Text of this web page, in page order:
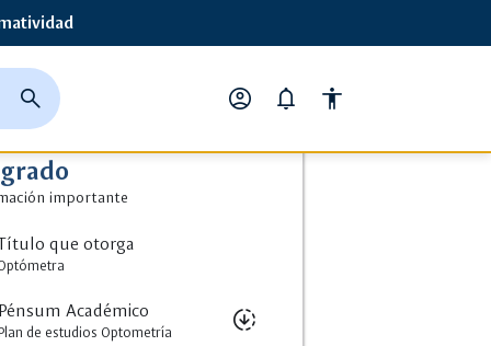
search
página
busqueda
close
cerrar
account_circle notifications accessibility
Importante
importante
que otorga
de estudios Optometría
Pénsum Académico downloading